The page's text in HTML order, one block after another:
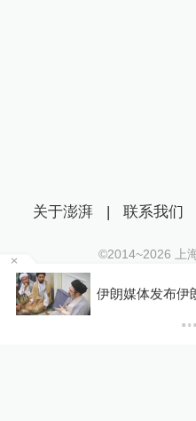
伊朗媒体发布伊
关于澎湃 | 联系我们
©2014~2026 上
沪ICP证：沪B2-
互联网新闻信息服务
沪公网安备